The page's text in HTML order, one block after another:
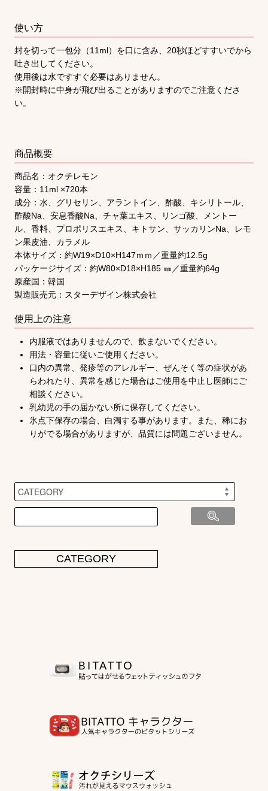
使い方
封を切って一包分（11ml）を口に含み、20秒ほどすすいでから
吐き出してください。
使用後は水ですすぐ必要はありません。
※開封時に中身が飛び出ることがありますのでご注意くださ
い。
商品概要
商品名：オクチレモン
容量：11ml ×720本
成分：水、グリセリン、アラントイン、酢酸、キシリトール、
酢酸Na、安息香酸Na、チャ葉エキス、リンゴ酸、メントー
ル、香料、プロポリスエキス、キトサン、サッカリンNa、レモ
ン果皮油、カラメル
本体サイズ：約W19×D10×H147ｍｍ／重量約12.5g
パッケージサイズ：約W80×D18×H185 ㎜／重量約64g
原産国：韓国
製造販売元：スターデザイン株式会社
使用上の注意
内服液ではありませんので、飲まないでください。
用法・容量に従いご使用ください。
口内の異常、発疹等のアレルギー、ぜんそく等の症状があ
らわれたり、異常を感じた場合はご使用を中止し医師にご
相談ください。
乳幼児の手の届かない所に保存してください。
氷点下保存の場合、白濁する事があります。また、稀にお
りがでる場合がありますが、品質には問題ございません。
CATEGORY